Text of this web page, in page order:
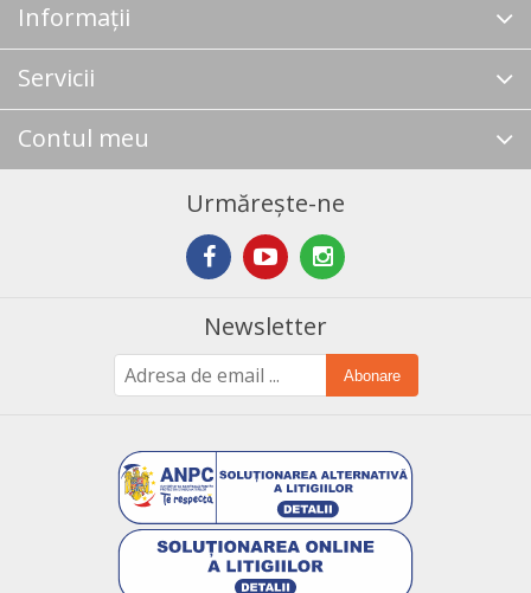
Informații
Servicii
Contul meu
Urmărește-ne
Newsletter
Abonare